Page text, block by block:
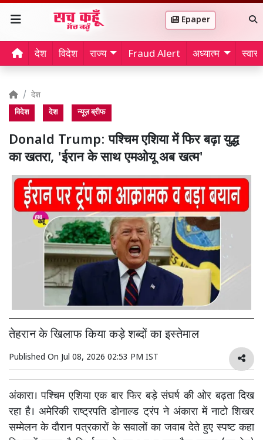
Epaper
देश विदेश राज्य Fraud Alert अध्यात्म
देश
विदेश देश न्यूज़ ब्रीफ
Donald Trump: पश्चिम एशिया में फिर बढ़ा युद्ध
का खतरा, 'ईरान के साथ एमओयू अब खत्म'
तेहरान के खिलाफ किया कड़े शब्दों का इस्तेमाल
Published On Jul 08, 2026 02:53 PM IST
अंकारा। पश्चिम एशिया एक बार फिर बड़े संघर्ष की ओर बढ़ता दिख
रहा है। अमेरिकी राष्ट्रपति डोनाल्ड ट्रंप ने अंकारा में नाटो शिखर
सम्मेलन के दौरान पत्रकारों के सवालों का जवाब देते हुए स्पष्ट कहा